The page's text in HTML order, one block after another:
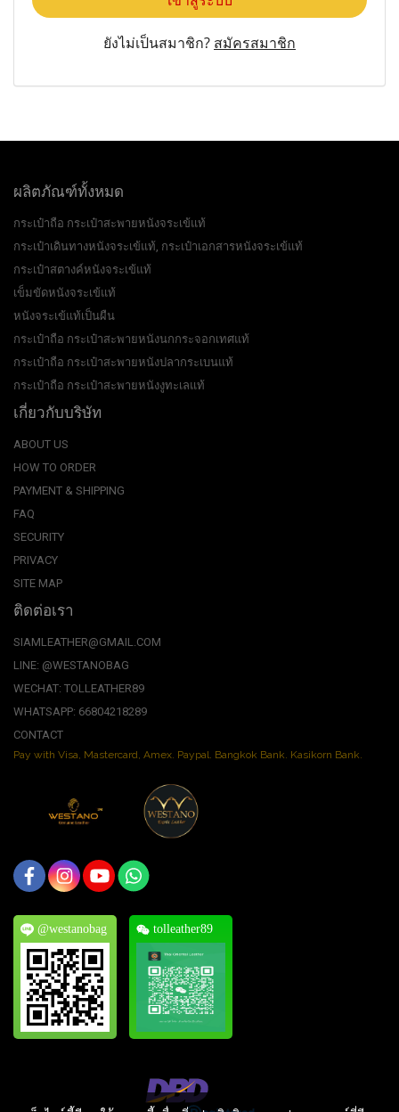
ยังไม่เป็นสมาชิก? สมัครสมาชิก
ผลิตภัณฑ์ทั้งหมด
กระเป๋าถือ กระเป๋าสะพายหนังจระเข้แท้
กระเป๋าเดินทางหนังจระเข้แท้, กระเป๋าเอกสารหนังจระเข้แท้
กระเป๋าสตางค์หนังจระเข้แท้
เข็มขัดหนังจระเข้แท้
หนังจระเข้แท้เป็นผืน
กระเป๋าถือ กระเป๋าสะพายหนังนกกระจอกเทศแท้
กระเป๋าถือ กระเป๋าสะพายหนังปลากระเบนแท้
กระเป๋าถือ กระเป๋าสะพายหนังงูทะเลแท้
เกี่ยวกับบริษัท
ABOUT US
HOW TO ORDER
PAYMENT & SHIPPING
FAQ
SECURITY
PRIVACY
SITE MAP
ติดต่อเรา
SIAMLEATHER@GMAIL.COM
LINE: @WESTANOBAG
WECHAT: TOLLEATHER89
WHATSAPP: 66804218289
CONTACT
Pay with Visa, Mastercard, Amex. Paypal. Bangkok Bank. Kasikorn Bank.
@westanobag tolleather89